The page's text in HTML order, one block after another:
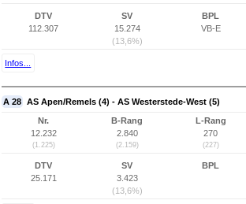
DTV
112.307
SV
15.274
(13,6%)
BPL
VB-E
Infos...
A 28 AS Apen/Remels (4) - AS Westerstede-West (5)
Nr.
12.232
(1.225)
B-Rang
2.840
(2.159)
L-Rang
270
(227)
DTV
25.171
SV
3.423
(13,6%)
BPL